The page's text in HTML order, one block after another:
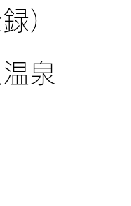
）
泉